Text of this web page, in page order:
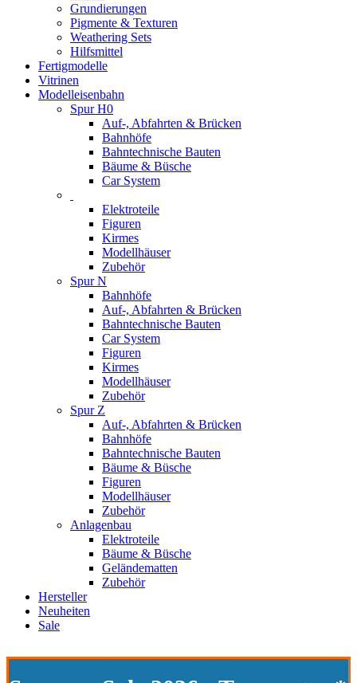
Grundierungen
Pigmente & Texturen
Weathering Sets
Hilfsmittel
Fertigmodelle
Vitrinen
Modelleisenbahn
Spur H0
Auf-, Abfahrten & Brücken
Bahnhöfe
Bahntechnische Bauten
Bäume & Büsche
Car System
Elektroteile
Figuren
Kirmes
Modellhäuser
Zubehör
Spur N
Bahnhöfe
Auf-, Abfahrten & Brücken
Bahntechnische Bauten
Car System
Figuren
Kirmes
Modellhäuser
Zubehör
Spur Z
Auf-, Abfahrten & Brücken
Bahnhöfe
Bahntechnische Bauten
Bäume & Büsche
Figuren
Modellhäuser
Zubehör
Anlagenbau
Elektroteile
Bäume & Büsche
Geländematten
Zubehör
Hersteller
Neuheiten
Sale